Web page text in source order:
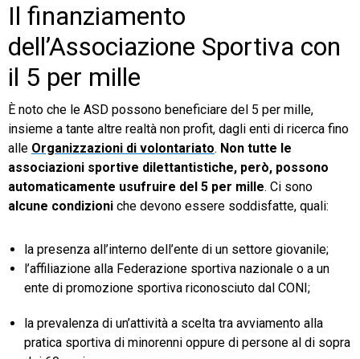
Il finanziamento
dell’Associazione Sportiva con
il 5 per mille
È noto che le ASD possono beneficiare del 5 per mille,
insieme a tante altre realtà non profit, dagli enti di ricerca fino
alle Organizzazioni di volontariato. Non tutte le
associazioni sportive dilettantistiche, però, possono
automaticamente usufruire del 5 per mille. Ci sono
alcune condizioni che devono essere soddisfatte, quali:
la presenza all’interno dell’ente di un settore giovanile;
l’affiliazione alla Federazione sportiva nazionale o a un
ente di promozione sportiva riconosciuto dal CONI;
la prevalenza di un’attività a scelta tra avviamento alla
pratica sportiva di minorenni oppure di persone al di sopra